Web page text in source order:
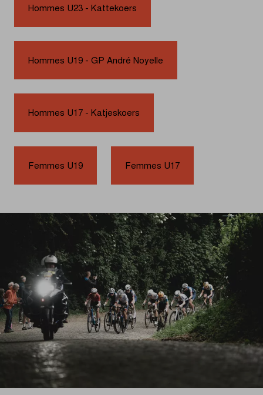
Hommes U23 - Kattekoers
Hommes U19 - GP André Noyelle
Hommes U17 - Katjeskoers
Femmes U19 Femmes U17